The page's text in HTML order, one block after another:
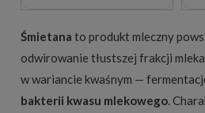
Śmietana to produkt mleczny
odwirowanie tłustszej frakcji
w wariancie kwaśnym —
bakterii kwasu mlekowego .